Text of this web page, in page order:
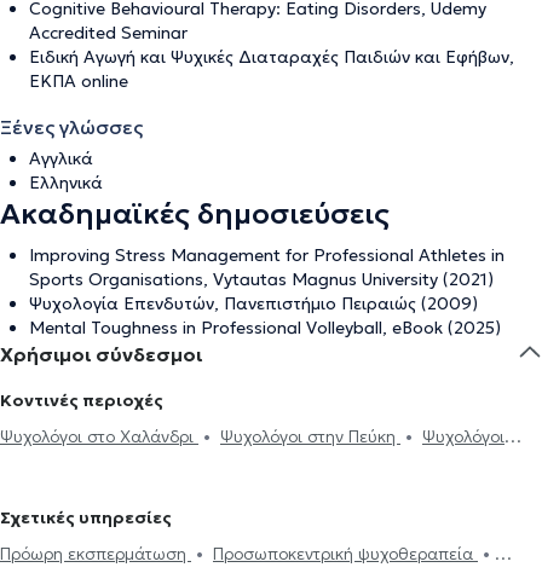
Cognitive Behavioural Therapy: Eating Disorders, Udemy
Accredited Seminar
Ειδική Αγωγή και Ψυχικές Διαταραχές Παιδιών και Εφήβων,
ΕΚΠΑ online
Ξένες γλώσσες
Αγγλικά
Ελληνικά
Ακαδημαϊκές δημοσιεύσεις
Improving Stress Management for Professional Athletes in
Sports Organisations, Vytautas Magnus University (2021)
Ψυχολογία Επενδυτών, Πανεπιστήμιο Πειραιώς (2009)
Mental Toughness in Professional Volleyball, eBook (2025)
Χρήσιμοι σύνδεσμοι
Κοντινές περιοχές
Ψυχολόγοι στο Χαλάνδρι
Ψυχολόγοι στην Πεύκη
Ψυχολόγοι
Βριλήσσια
Ψυχολόγοι στο Νέο Ηράκλειο
Ερυθραία
Ψυχολόγοι στη Μεταμόρφωση
Ψυχολόγοι στην
Σχετικές υπηρεσίες
Πρόωρη εκσπερμάτωση
Προσωποκεντρική ψυχοθεραπεία